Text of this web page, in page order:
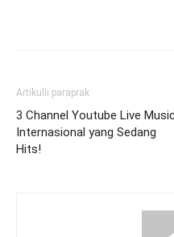
Artikulli paraprak
3 Channel Youtube Live Music
Internasional yang Sedang
Hits!